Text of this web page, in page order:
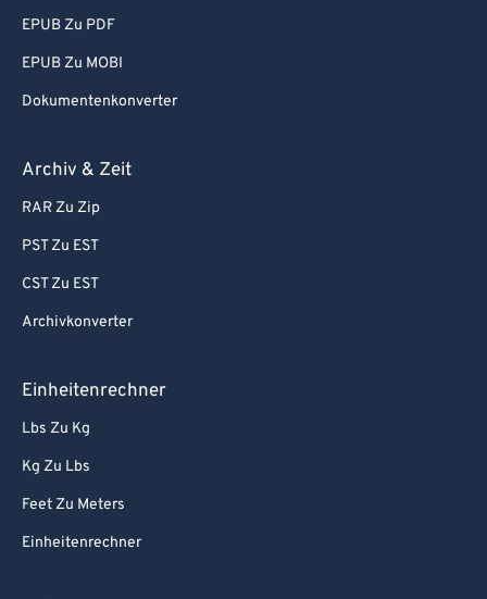
EPUB Zu PDF
EPUB Zu MOBI
Dokumentenkonverter
Archiv & Zeit
RAR Zu Zip
PST Zu EST
CST Zu EST
Archivkonverter
Einheitenrechner
Lbs Zu Kg
Kg Zu Lbs
Feet Zu Meters
Einheitenrechner